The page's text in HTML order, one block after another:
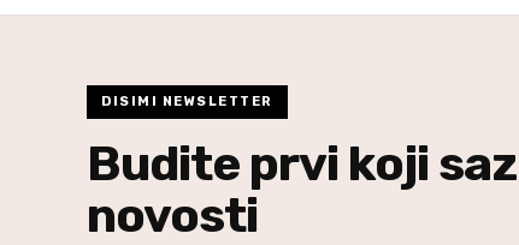
DISIMI NEWSLETTER
Budite prvi koji
novosti